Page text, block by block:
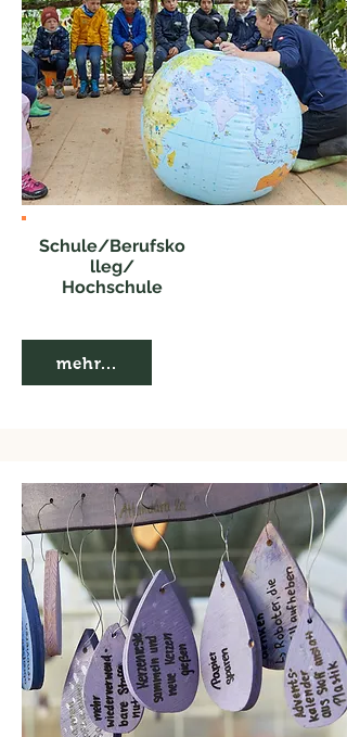
Schule/Berufsko
lleg/
Hochschule
mehr...